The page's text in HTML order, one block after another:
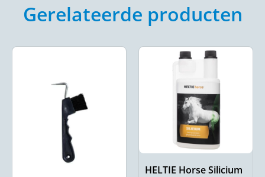
Gerelateerde producten
HELTIE Horse Silicium